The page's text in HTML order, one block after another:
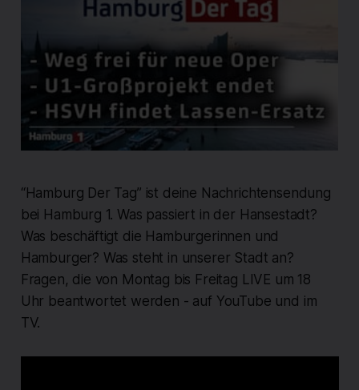
“Hamburg Der Tag” ist deine Nachrichtensendung
bei Hamburg 1. Was passiert in der Hansestadt?
Was beschäftigt die Hamburgerinnen und
Hamburger? Was steht in unserer Stadt an?
Fragen, die von Montag bis Freitag LIVE um 18
Uhr beantwortet werden - auf YouTube und im
TV.